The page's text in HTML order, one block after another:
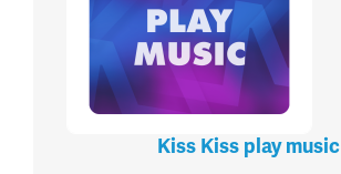
Kiss Kiss play music